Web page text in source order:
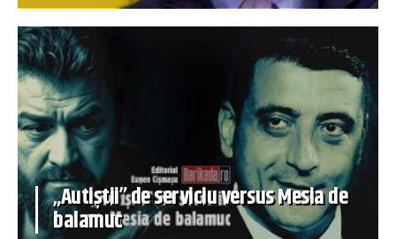
„Autiștii” de serviciu versus Mesia de
balamuc